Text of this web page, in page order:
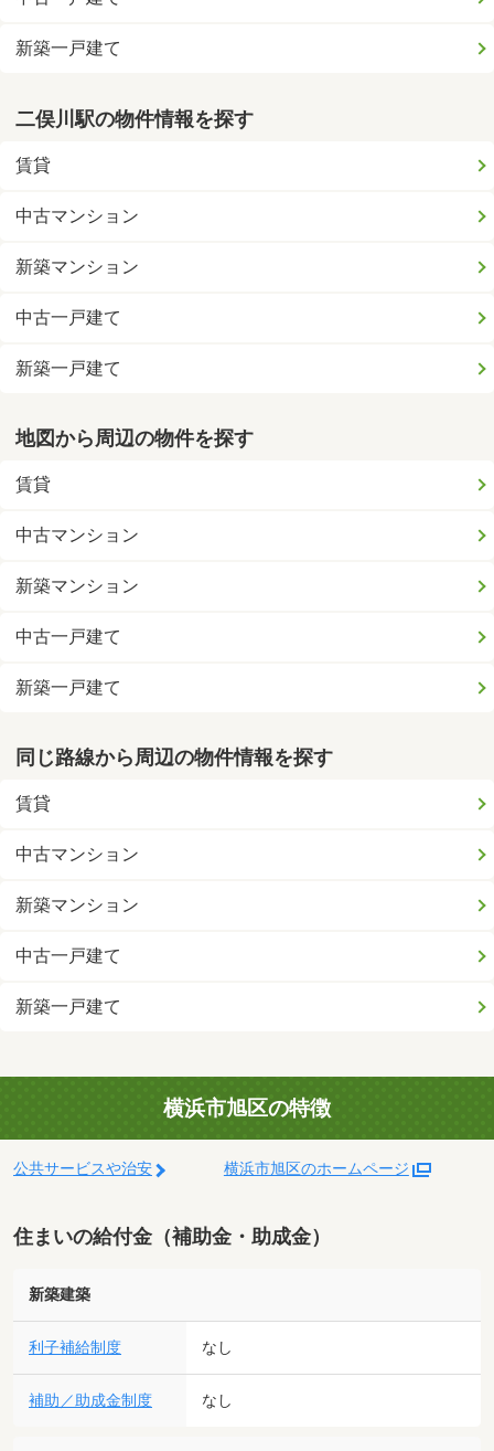
新築一戸建て
二俣川駅の物件情報を探す
賃貸
中古マンション
新築マンション
中古一戸建て
新築一戸建て
地図から周辺の物件を探す
賃貸
中古マンション
新築マンション
中古一戸建て
新築一戸建て
同じ路線から周辺の物件情報を探す
賃貸
中古マンション
新築マンション
中古一戸建て
新築一戸建て
横浜市旭区の特徴
公共サービスや治安 横浜市旭区のホームページ
住まいの給付金（補助金・助成金）
新築建築
利子補給制度 なし
補助／助成金制度 なし